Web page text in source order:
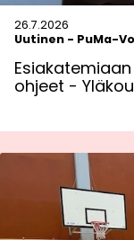
26.7.2026
Uutinen - PuMa-
ohjeet -